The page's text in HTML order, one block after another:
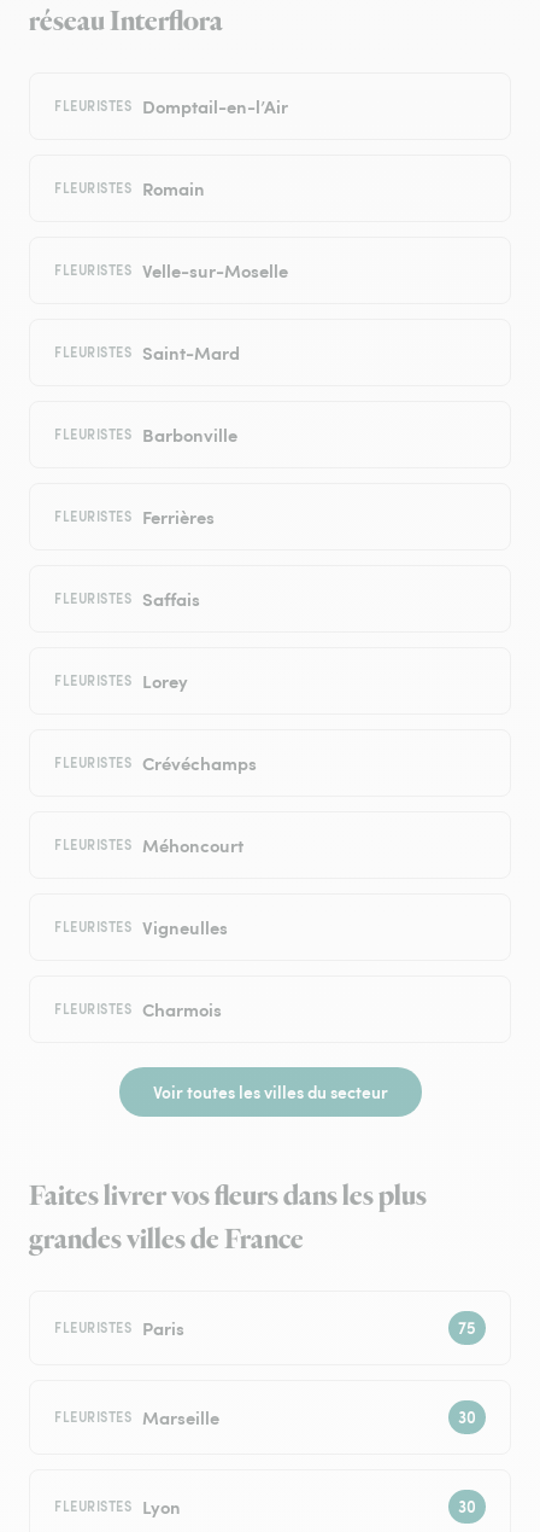
réseau Interflora
FLEURISTES Domptail-en-l’Air
FLEURISTES Romain
FLEURISTES Velle-sur-Moselle
FLEURISTES Saint-Mard
FLEURISTES Barbonville
FLEURISTES Ferrières
FLEURISTES Saffais
FLEURISTES Lorey
FLEURISTES Crévéchamps
FLEURISTES Méhoncourt
FLEURISTES Vigneulles
FLEURISTES Charmois
Voir toutes les villes du secteur
Faites livrer vos fleurs dans les plus
grandes villes de France
FLEURISTES Paris
FLEURISTES Marseille
FLEURISTES Lyon